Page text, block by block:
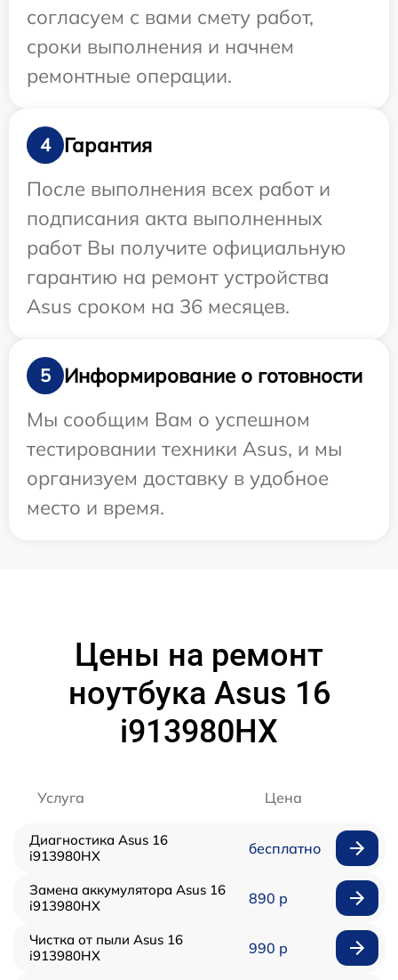
согласуем с вами смету работ,
сроки выполнения и начнем
ремонтные операции.
4
Гарантия
После выполнения всех работ и
подписания акта выполненных
работ Вы получите официальную
гарантию на ремонт устройства
Asus сроком на 36 месяцев.
5
Информирование о готовности
Мы сообщим Вам о успешном
тестировании техники Asus, и мы
организуем доставку в удобное
место и время.
Цены на ремонт
ноутбука Asus 16
i913980HX
Услуга Цена
Диагностика Asus 16
i913980HX
бесплатно
Замена аккумулятора Asus 16
i913980HX
890 р
Чистка от пыли Asus 16
i913980HX
990 р